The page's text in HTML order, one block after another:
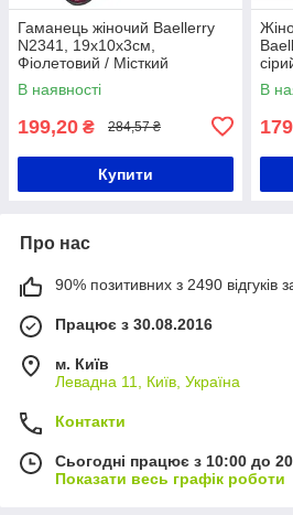
Гаманець жіночий Baellerry
N2341, 19х10х3см,
Фіолетовий / Місткий
гаманець-клатч / Жіноче
портмоне
В наявності
199,20 ₴ 284,57 ₴
Купити
В
179
Про нас
90% позитивних з 2490 відгуків
Працює з 30.08.2016
м. Київ
Левадна 11, Київ, Україна
Контакти
Сьогодні працює з 10:00 до
Показати весь графік роботи